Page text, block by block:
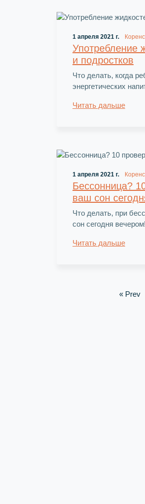
1 апреля 2021 г.
Употребление
и подростков
Что делать, когда
энергетических
Читать дальше
1 апреля 2021 г.
Бессонница?
ваш сон
Что делать, при
сон сегодня вечером!
Читать дальше
« Prev